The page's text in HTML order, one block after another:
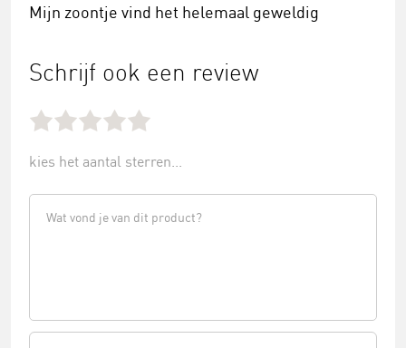
Mijn zoontje vind het helemaal geweldig
Schrijf ook een review
kies het aantal sterren...